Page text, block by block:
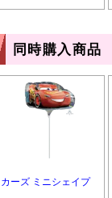
同時購入商品
カーズ ミニシェイプ